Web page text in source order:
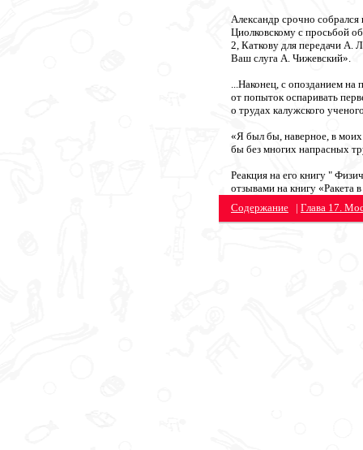
Александр срочно
Циолковскому с просьбой
2, Каткову для передачи А.
Ваш слуга А. Чижевский».
...Наконец, с опозданием на
от попыток оспаривать
о трудах калужского
«Я был бы, наверное, в
бы без многих напрасных
Реакция на его книгу "
отзывами на книгу «Ракета
Содержание | Глава 17.